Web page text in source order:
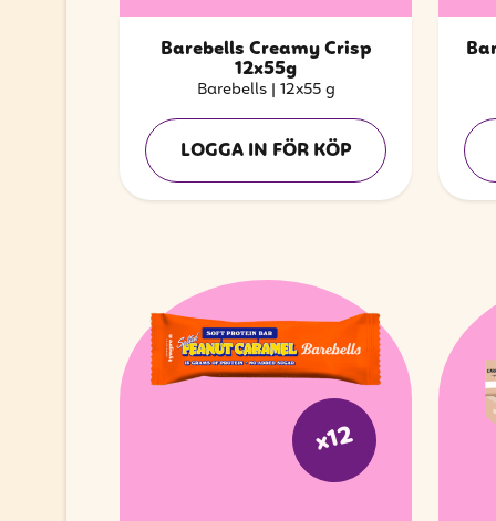
Barebells Creamy Crisp
12x55g
Barebells | 12x55 g
LOGGA IN FÖR KÖP
x12